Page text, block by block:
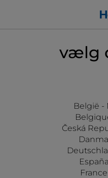
vælg
België -
Česká